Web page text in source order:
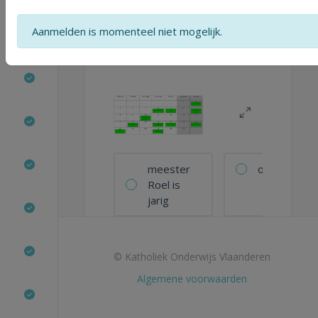
de klaskalender?
meester
Roel is
jarig
opruimdag
© Katholiek Onderwijs Vlaanderen
Algemene voorwaarden
Aanmelden is momenteel niet mogelijk.